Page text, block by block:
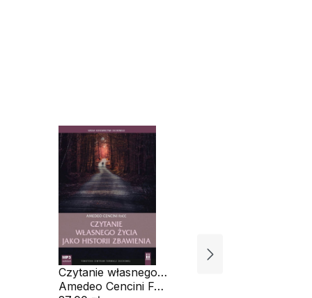
Czytanie własnego
życia jako historii
Amedeo Cencini FdCC